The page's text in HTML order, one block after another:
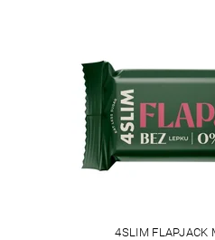
4SLIM FLAPJACK